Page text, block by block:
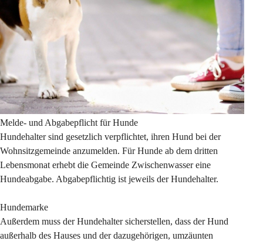
Melde- und Abgabepflicht für Hunde
Hundehalter sind gesetzlich verpflichtet, ihren Hund bei der
Wohnsitzgemeinde anzumelden. Für Hunde ab dem dritten
Lebensmonat erhebt die Gemeinde Zwischenwasser eine
Hundeabgabe. Abgabepflichtig ist jeweils der Hundehalter.
Hundemarke
Außerdem muss der Hundehalter sicherstellen, dass der Hund
außerhalb des Hauses und der dazugehörigen, umzäunten